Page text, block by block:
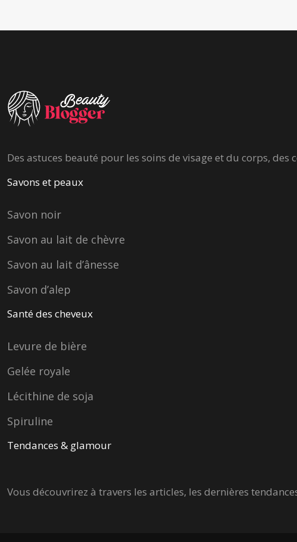
Des astuces beauté pour les soins de visage et du corps,
Savons et peaux
Savon noir
Savon au lait de chèvre
Savon au lait d’ânesse
Savon d’alep
Santé des cheveux
Levure de bière
Gelée royale
Lécithine de soja
Spiruline
Tendances & glamour
Vous découvrirez à travers les articles, les dernières